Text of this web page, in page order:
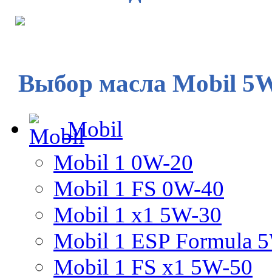
Выбор масла Mobil
Mobil
Mobil 1 0W-20
Mobil 1 FS 0W-40
Mobil 1 x1 5W-30
Mobil 1 ESP Formula
Mobil 1 FS x1 5W-50